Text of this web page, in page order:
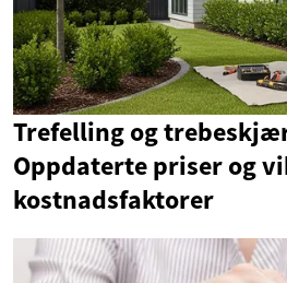
Trefelling og
Oppdaterte priser og
kostnadsfaktorer